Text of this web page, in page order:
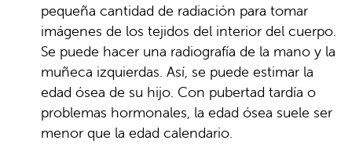
pequeña cantidad de radiación para tomar
imágenes de los tejidos del interior del cuerpo.
Se puede hacer una radiografía de la mano y la
muñeca izquierdas. Así, se puede estimar la
edad ósea de su hijo. Con pubertad tardía o
problemas hormonales, la edad ósea suele ser
menor que la edad calendario.